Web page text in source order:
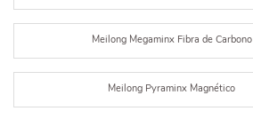
Meilong Megaminx Fibra de Carbono
Meilong Pyraminx Magnético